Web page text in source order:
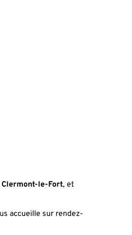
Clermont-le-Fort, et
accueille sur rendez-